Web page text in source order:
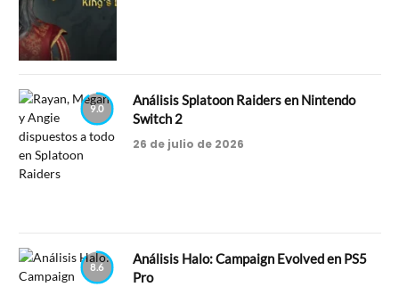
9.0
Análisis Splatoon Raiders en Nintendo
Switch 2
26 de julio de 2026
8.6
Análisis Halo: Campaign Evolved en PS5
Pro